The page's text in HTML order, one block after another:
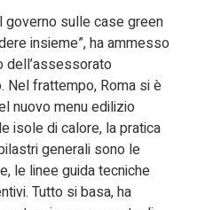
governo sulle case green
insieme”, ha ammesso
dell’assessorato
Nel frattempo, Roma si è
nuovo menu edilizio
isole di calore, la pratica
generali sono le
le linee guida tecniche
Tutto si basa, ha